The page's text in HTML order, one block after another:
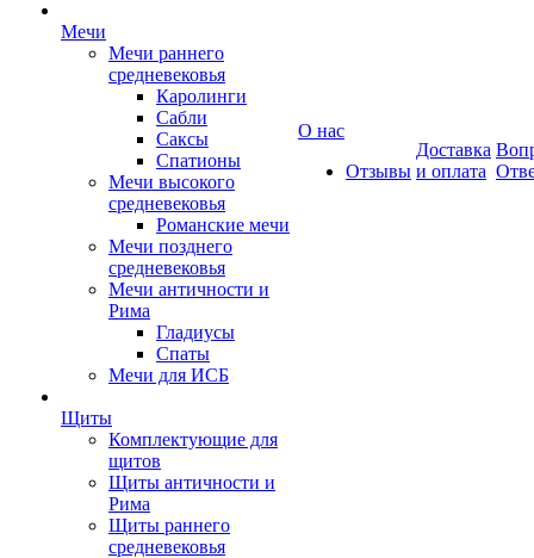
Мечи
Мечи раннего
средневековья
Каролинги
Сабли
Саксы
Спатионы
Мечи высокого
средневековья
Романские мечи
Мечи позднего
средневековья
Мечи античности и
Рима
Гладиусы
Спаты
Мечи для ИСБ
Щиты
Комплектующие для
щитов
Щиты античности и
Рима
Щиты раннего
средневековья
О нас
Отзывы
Доставка
и оплата